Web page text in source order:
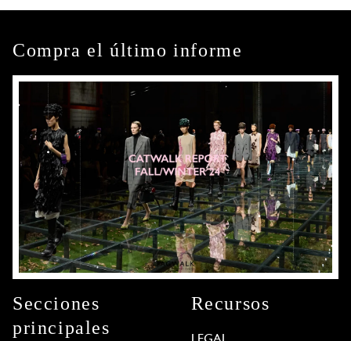
Compra el último informe
Secciones
principales
Recursos